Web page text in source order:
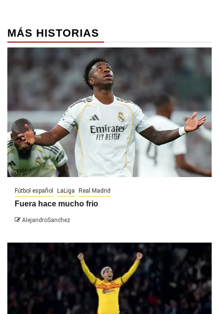
MÁS HISTORIAS
Fútbol español LaLiga Real Madrid
Fuera hace mucho frio
AlejandroSanchez